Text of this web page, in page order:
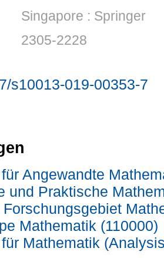
Singapore : Springer
2305-2228
s10013-019-00353-7
Angewandte
und Praktische
Forschungsgebiet
Mathematik (110000)
Mathematik